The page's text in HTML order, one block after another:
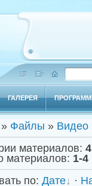
ГАЛЕРЕЯ
» Файлы » Видео
материалов: 4
материалов: 1-4
по: Дате ·